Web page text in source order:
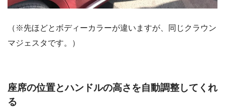
（※先ほどとボディーカラーが違いますが、同じクラウン
マジェスタです。）
座席の位置とハンドルの高さを自動調整してくれ
る